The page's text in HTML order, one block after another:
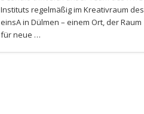
Instituts regelmäßig im Kreativraum des
einsA in Dülmen – einem Ort, der Raum
für neue …